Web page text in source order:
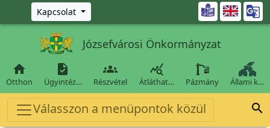
Ugrás a fő tartalomra
Kapcsolat 
Józsefvárosi Önkormányzat

Otthon

Ügyintéz…

Részvétel

Átláthat… Pázmány Állami k…
Válasszon a menüpontok közül 